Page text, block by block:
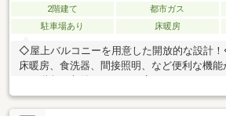
2階建て 都市ガス
駐車場あり
床暖房
◇屋上バルコニーを用意した開放的な設計！
床暖房、食洗器、間接照明、など便利な機
クロゼット、2面バルコニーなど多機能な設